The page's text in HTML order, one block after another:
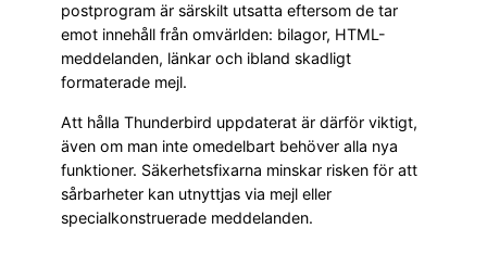
postprogram är särskilt utsatta eftersom de tar
emot innehåll från omvärlden: bilagor, HTML-
meddelanden, länkar och ibland skadligt
formaterade mejl.
Att hålla Thunderbird uppdaterat är därför viktigt,
även om man inte omedelbart behöver alla nya
funktioner. Säkerhetsfixarna minskar risken för att
sårbarheter kan utnyttjas via mejl eller
specialkonstruerade meddelanden.